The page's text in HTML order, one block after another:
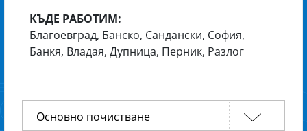
КЪДЕ РАБОТИМ:
Благоевград, Банско, Сандански, София,
Банкя, Владая, Дупница, Перник, Разлог